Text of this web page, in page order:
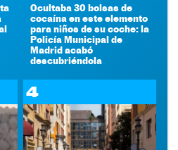
Ocultaba 30 bolsas de
cocaína en este elemento
para niños de su coche: la
Policía Municipal de
Madrid acabó
descubriéndola
4